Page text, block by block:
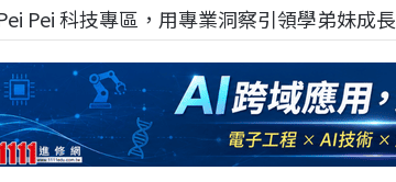
Pei 科技專區，用專業洞察引領學弟妹成長